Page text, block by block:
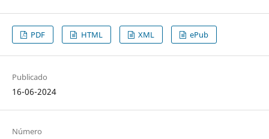
PDF HTML XML ePub
Publicado
16-06-2024
Número